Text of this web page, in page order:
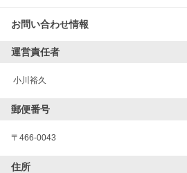
お問い合わせ情報
運営責任者
小川裕久
郵便番号
〒466-0043
住所